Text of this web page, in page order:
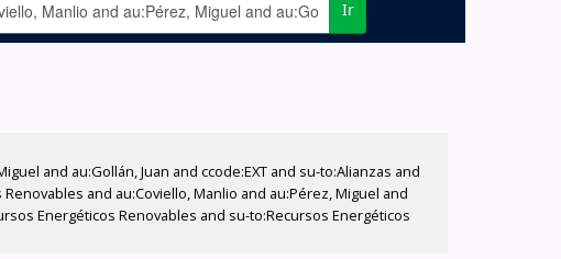
Ir
and au:Gollán, Juan and ccode:EXT and su-to:Alianzas and
and au:Coviello, Manlio and au:Pérez, Miguel and
Energéticos Renovables and su-to:Recursos Energéticos